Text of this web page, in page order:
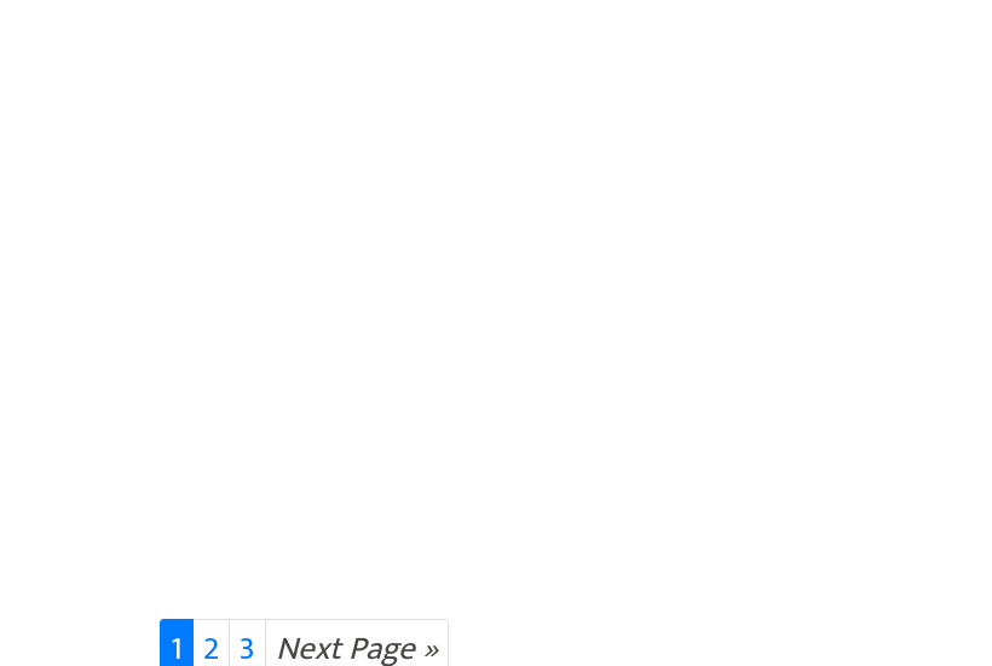
1 2 3 Next Page »